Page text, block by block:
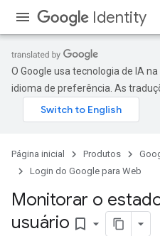
Identity
O Google usa tecnologia de IA
idioma de preferência. As
Página inicial Produtos
Login do Google para Web
Monitorar o
usuário bookmark_border